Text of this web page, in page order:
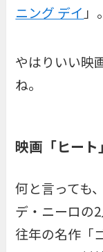
ニング デイ 」
やはりいい映
ね。
映画「ヒー
何と言っても
デ・ニーロの
往年の名作「